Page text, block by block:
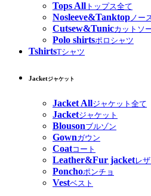
Tops All トップス全て
Nosleeve&Tanktopノー
Cutsew&Tunicカットソ
Polo shirtsポロシャツ
TshirtsTシャツ
Jacketジャケット
Jacket Allジャケット全て
Jacketジャケット
Blousonブルゾン
Gownガウン
Coatコート
Leather&Fur jacketレ
Ponchoポンチョ
Vestベスト